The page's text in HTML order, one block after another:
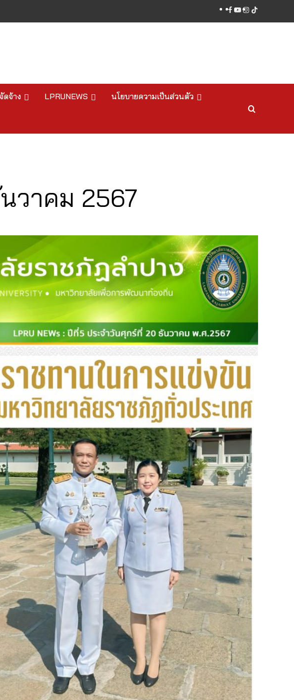
facebook
youtube
instagram
tiktok
ดจ้าง LPRUNEWS นโยบายความเป็นส่วนตัว
วาคม 2567